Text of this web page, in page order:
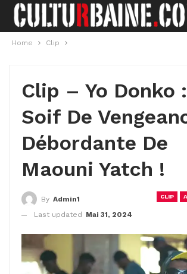
Home Clip
Clip – Yo Donko
Soif De
Débordante De
Maouni Yatch !
CLIP
By Admin1
Last updated
Mai 31, 2024